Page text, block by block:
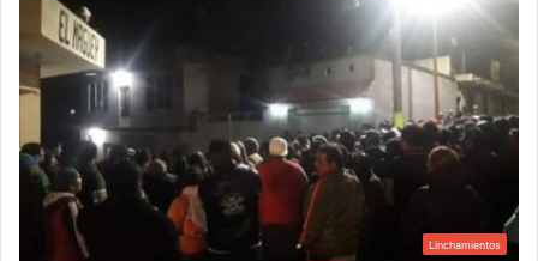
Linchamientos